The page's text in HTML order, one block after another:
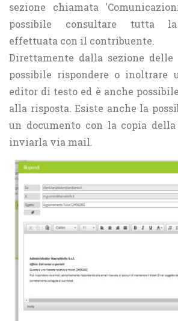
sezione chiamata
possibile consultare tutta la
effettuata con il contribuente.
Direttamente dalla sezione delle
possibile rispondere o inoltrare
editor di testo ed è anche
alla risposta. Esiste anche la
un documento con la copia della
inviarla via mail.